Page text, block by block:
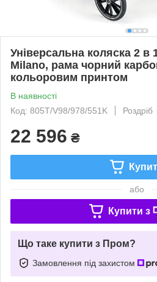
Універсальна коляска 2 в
Milano, рама чорний
кольоровим принтом
В наявності
Код: 805T/V98/978/551K
Роздріб
22 596 ₴
або
Купити з
Що таке купити з Пром?
Замовлення під захистом